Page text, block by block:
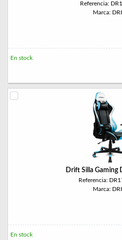
Referencia:
Marca:
En stock
Drift Silla Gaming
Referencia:
Marca:
En stock